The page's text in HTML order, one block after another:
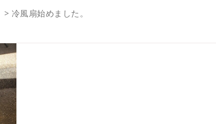
> 冷風扇始めました。